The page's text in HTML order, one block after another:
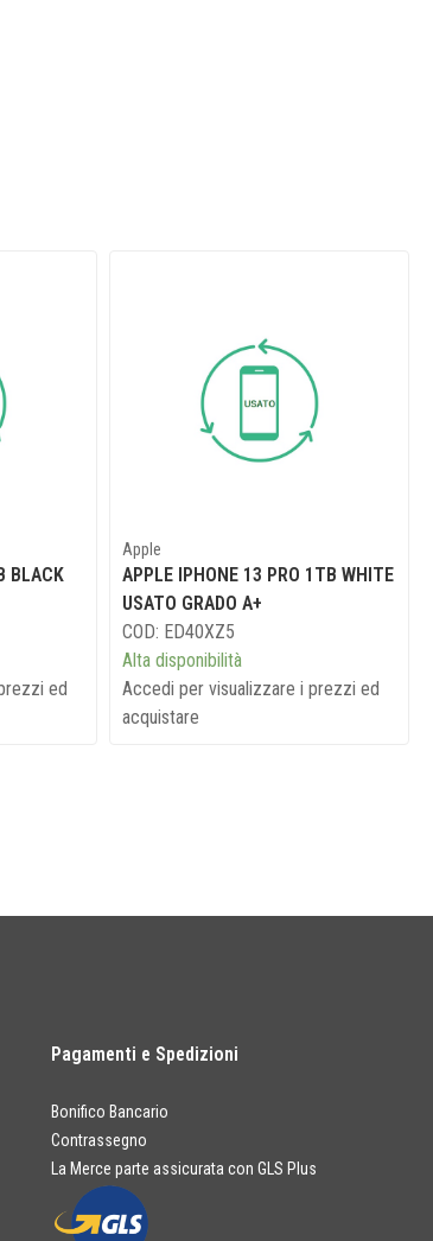
BLACK
ed
Apple
APPLE IPHONE 13 PRO 1TB WHITE
USATO GRADO A+
COD: ED40XZ5
Alta disponibilità
Accedi per visualizzare i prezzi ed
acquistare
Pagamenti e Spedizioni
Bonifico Bancario
Contrassegno
La Merce parte assicurata con GLS Plus